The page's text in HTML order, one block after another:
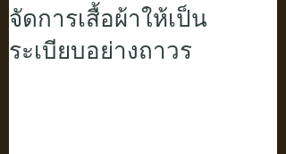
จัดการเสื้อผ้าให้เป็น
ระเบียบอย่างถาวร